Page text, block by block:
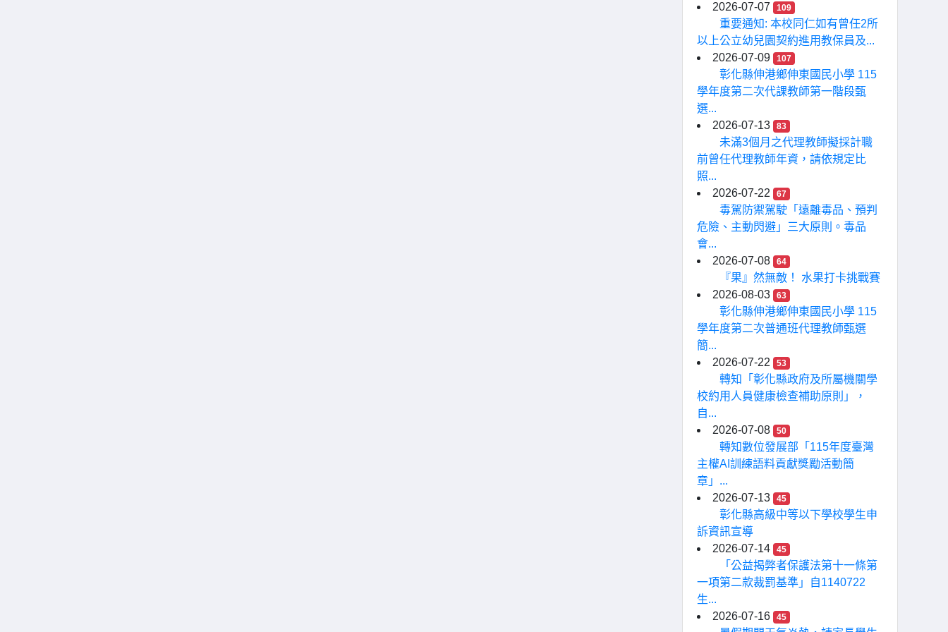
2026-07-07
109
重要通知: 本校同仁如有曾任2所
以上公立幼兒園契約進用教保員及...
2026-07-09
107
彰化縣伸港鄉伸東國民小學 115
學年度第二次代課教師第一階段甄
選...
2026-07-13
83
未滿3個月之代理教師擬採計職
前曾任代理教師年資，請依規定比
照...
2026-07-22
67
毒駕防禦駕駛「遠離毒品、預判
危險、主動閃避」三大原則。毒品
會...
2026-07-08
64
『果』然無敵！ 水果打卡挑戰賽
2026-08-03
63
彰化縣伸港鄉伸東國民小學 115
學年度第二次普通班代理教師甄選
簡...
2026-07-22
53
轉知「彰化縣政府及所屬機關學
校約用人員健康檢查補助原則」，
自...
2026-07-08
50
轉知數位發展部「115年度臺灣
主權AI訓練語料貢獻獎勵活動簡
章」...
2026-07-13
45
彰化縣高級中等以下學校學生申
訴資訊宣導
2026-07-14
45
「公益揭弊者保護法第十一條第
一項第二款裁罰基準」自1140722
生...
2026-07-16
45